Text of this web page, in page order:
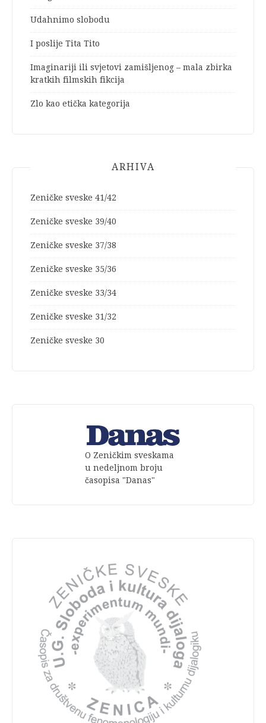
Udahnimo slobodu
I poslije Tita Tito
Imaginariji ili svjetovi zamišljenog – mala zbirka
kratkih filmskih fikcija
Zlo kao etička kategorija
ARHIVA
Zeničke sveske 41/42
Zeničke sveske 39/40
Zeničke sveske 37/38
Zeničke sveske 35/36
Zeničke sveske 33/34
Zeničke sveske 31/32
Zeničke sveske 30
O Zeničkim sveskama
u nedeljnom broju
časopisa "Danas"